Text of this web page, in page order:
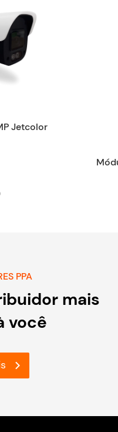
Jetcolor
PPA
mais
você